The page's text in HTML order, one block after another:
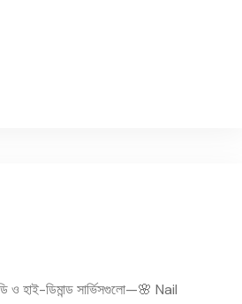
ও হাই-ডিমান্ড সার্ভিসগুলো—🌸 Nail